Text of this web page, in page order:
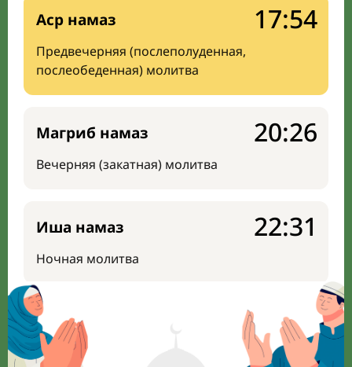
Аср намаз
Предвечерняя (послеполуденная,
послеобеденная) молитва
17:54
Магриб намаз
Вечерняя (закатная) молитва
20:26
Иша намаз
Ночная молитва
22:31